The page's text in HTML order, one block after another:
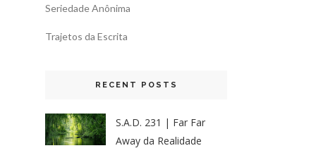
Seriedade Anônima
Trajetos da Escrita
RECENT POSTS
S.A.D. 231 | Far Far
Away da Realidade